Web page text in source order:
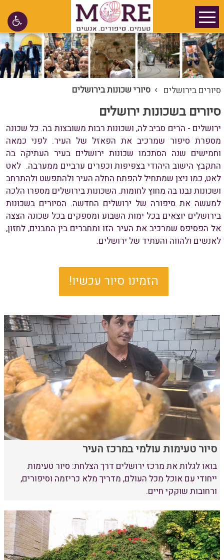
סיורים בירושלים › סיורי שכונות בירושלים
סיורים בשכונות ירושלים
ירושלים - הרים סביב לה, ושכונות רבות משובצות בה. כל שכונה
מספרת סיפור שמרכיב את הפאזל של העיר. לפני כמאה
וחמישים שנה הסתכמו שכונות ירושלים בעיר העתיקה בה
התקבץ הישוב היהודי בצפיפות וכפרים ערביים ממערבה. לאט
לאט, כמו ניצן שמתחיל להפתח החלה העיר ולהתפשט ולהתרחב
ושכונות נבנו בה מחוץ לחומות. השכונות בירושלים מספרו הלכה
למעשה את סיפורה של ירושלים החדשה. הסיורים בשכונות
בירושלים יוצאים בכל ימות השבוע ומספקים בכל שכונה הצצה
אל הפסיפס שמרכיב את העיר הזו ומחברים בין המבנים, לחזון,
לאנשים ולהווה והעתיד של ירושלים.
הזמינו סיור עכשיו!
סיור טעימות עולמי במרכז העיר
בואו לגלות את מרכז ירושלים דרך הצלחת: סיור טעימות
ייחודי עם אוכל מכל העולם, מדריך מלא כריזמה וסיפורים,
ורחובות שוקקי חיים.